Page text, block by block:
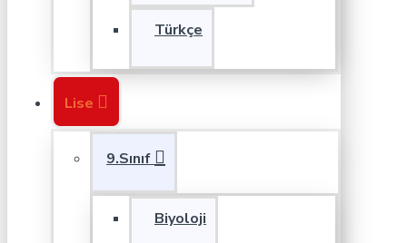
Türkçe
Lise
9.Sınıf
Biyoloji